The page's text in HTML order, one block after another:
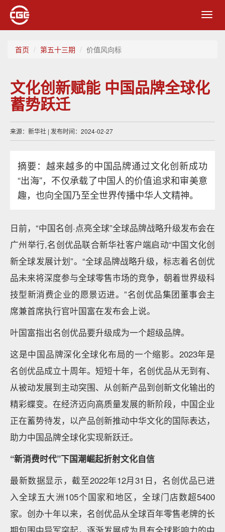
首页 第五十三期 价值风向标
文化创新赋能 中国品牌全球化
蓄势跃迁
来源：新华社 | 发布时间：2024-02-27
摘要：越来越多的中国品牌通过文化创新成功
“出海”，不仅承载了中国人的价值追求和审美意
趣，也向全国乃至全世界传播中华人文精神。
日前，“中国名创·点亮全球”全球品牌战略升级发布会在
广州举行,名创优品联合新华社客户端启动“中国文化创
新全球发展计划”。“全球品牌战略升级，标志着名创优
品未来将深度参与全球零售市场的竞争，朝着世界级科
技型新消费企业的愿景迈进。”名创优品集团董事会主
席兼首席执行官叶国富在发布会上说。
叶国富指出名创优品要升级成为一个超级品牌。
这是中国品牌深化全球化布局的一个缩影。2023年是
名创优品成立十周年。短短十年，名创优品从无到有、
从被动发展到主动突围、从创新产品到创新文化输出的
精彩蝶变。在经济迈向高质量发展的新阶段，中国企业
正在蓄势待发，以产品创新推动中华文化的国际表达，
助力中国品牌全球化实现新跃迁。
“新消费时代”下国潮崛起折射文化自信
最新数据显示，截至2022年12月31日，名创优品已进
入全球五大洲105个国家和地区，全球门店数超5400
家。创办十年以来，名创优品从全球百年零售老牌的长